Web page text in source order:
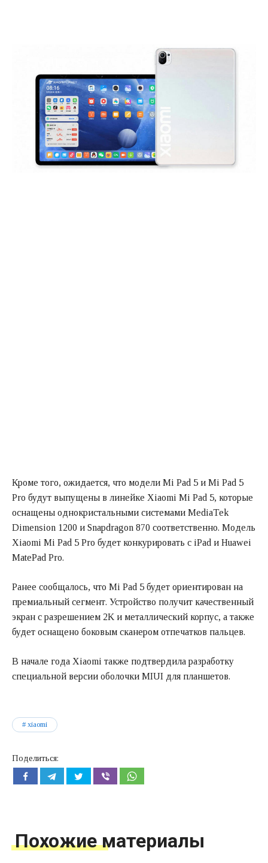
Кроме того, ожидается, что модели Mi Pad 5 и Mi Pad 5
Pro будут выпущены в линейке Xiaomi Mi Pad 5, которые
оснащены однокристальными системами MediaTek
Dimension 1200 и Snapdragon 870 соответственно. Модель
Xiaomi Mi Pad 5 Pro будет конкурировать с iPad и Huawei
MatePad Pro.
Ранее сообщалось, что Mi Pad 5 будет ориентирован на
премиальный сегмент. Устройство получит качественный
экран с разрешением 2K и металлический корпус, а также
будет оснащено боковым сканером отпечатков пальцев.
В начале года Xiaomi также подтвердила разработку
специальной версии оболочки MIUI для планшетов.
xiaomi
Поделиться:
Похожие материалы